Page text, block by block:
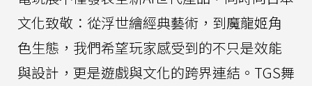
文化致敬：從浮世繪經典藝術，到魔龍姬角
色生態，我們希望玩家感受到的不只是效能
與設計，更是遊戲與文化的跨界連結。TGS舞